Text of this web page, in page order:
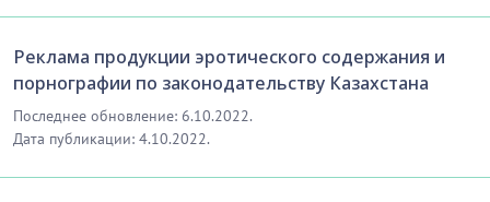
Реклама продукции эротического содержания и
порнографии по законодательству Казахстана
Последнее обновление: 6.10.2022.
Дата публикации: 4.10.2022.